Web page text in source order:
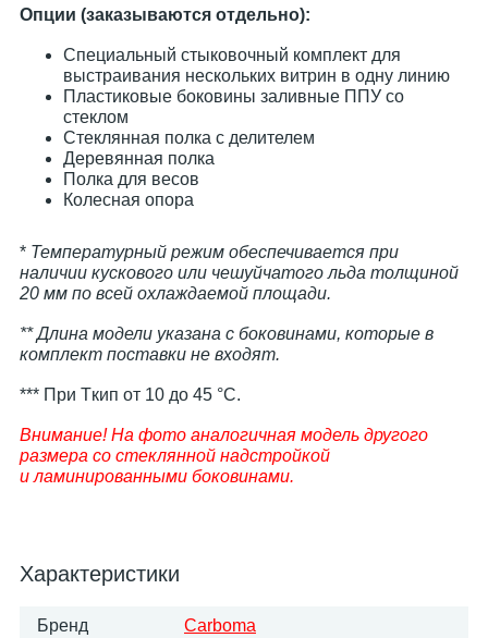
Опции (заказываются отдельно):
Специальный стыковочный комплект для
выстраивания нескольких витрин в одну линию
Пластиковые боковины заливные ППУ со
стеклом
Стеклянная полка с делителем
Деревянная полка
Полка для весов
Колесная опора
* Температурный режим обеспечивается при
наличии кускового или чешуйчатого льда толщиной
20 мм по всей охлаждаемой площади.
** Длина модели указана с боковинами, которые в
комплект поставки не входят.
*** При Tкип от 10 до 45 °С.
Внимание! На фото аналогичная модель другого
размера со стеклянной надстройкой
и ламинированными боковинами.
Характеристики
Бренд Carboma